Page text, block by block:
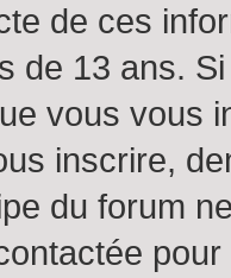
de ces
de 13 ans.
vous vous
inscrire,
du forum